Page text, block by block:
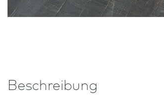
Beschreibung